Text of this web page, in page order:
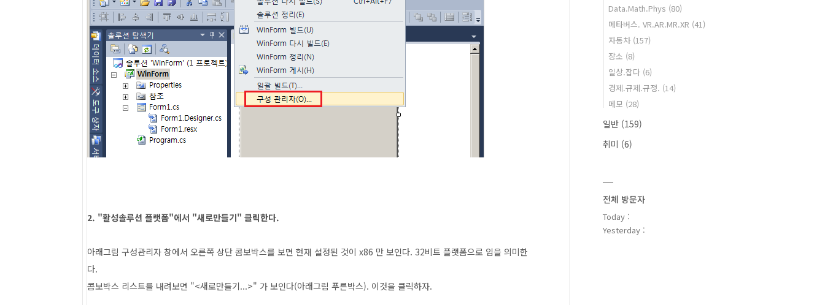
2. "활성솔루션 플랫폼"에서 "새로만들기" 클릭한다.
아래그림 구성관리자 창에서 오른쪽 상단 콤보박스를 보면 현재 설정된 것이 x86 만 보인다. 32비트 플랫폼으로 임을 의미한
다.
콤보박스 리스트를 내려보면 "<새로만들기...>" 가 보인다(아래그림 푸른박스). 이것을 클릭하자.
Data.Math.Phys (80)
메타버스. VR.AR.MR.XR (41)
자동차 (157)
장소 (8)
일상.잡다 (6)
경제.규제.규정. (14)
메모 (28)
일반 (159)
취미 (6)
전체 방문자
Today :
Yesterday :